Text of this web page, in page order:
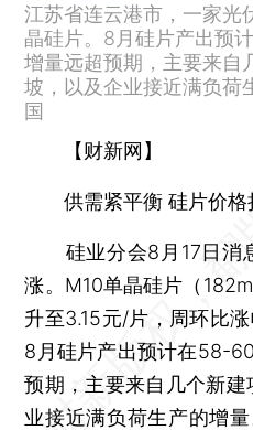
江苏省连云港市，一家光
晶硅片。8月硅片产出预
增量远超预期，主要来自
坡，以及企业接近满负荷
国
【财新网】
供需紧平衡 硅片价
硅业分会8月17日消
涨。M10单晶硅片（
升至3.15元/片，周环比
8月硅片产出预计在58-
预期，主要来自几个新
业接近满负荷生产的增